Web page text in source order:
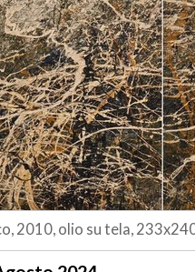
2010, olio su tela,